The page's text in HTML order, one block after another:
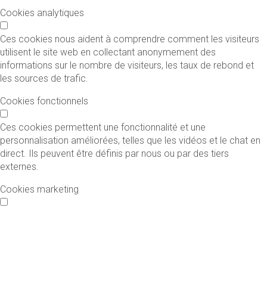
Cookies analytiques
Ces cookies nous aident à comprendre comment les visiteurs
utilisent le site web en collectant anonymement des
informations sur le nombre de visiteurs, les taux de rebond et
les sources de trafic.
Cookies fonctionnels
Ces cookies permettent une fonctionnalité et une
personnalisation améliorées, telles que les vidéos et le chat en
direct. Ils peuvent être définis par nous ou par des tiers
externes.
Cookies marketing